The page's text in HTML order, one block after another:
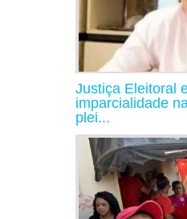
Justiça Eleitoral
imparcialidade
plei...